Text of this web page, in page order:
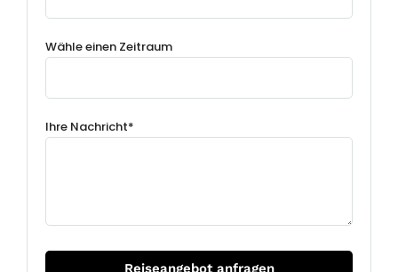
Wähle einen Zeitraum
Ihre Nachricht*